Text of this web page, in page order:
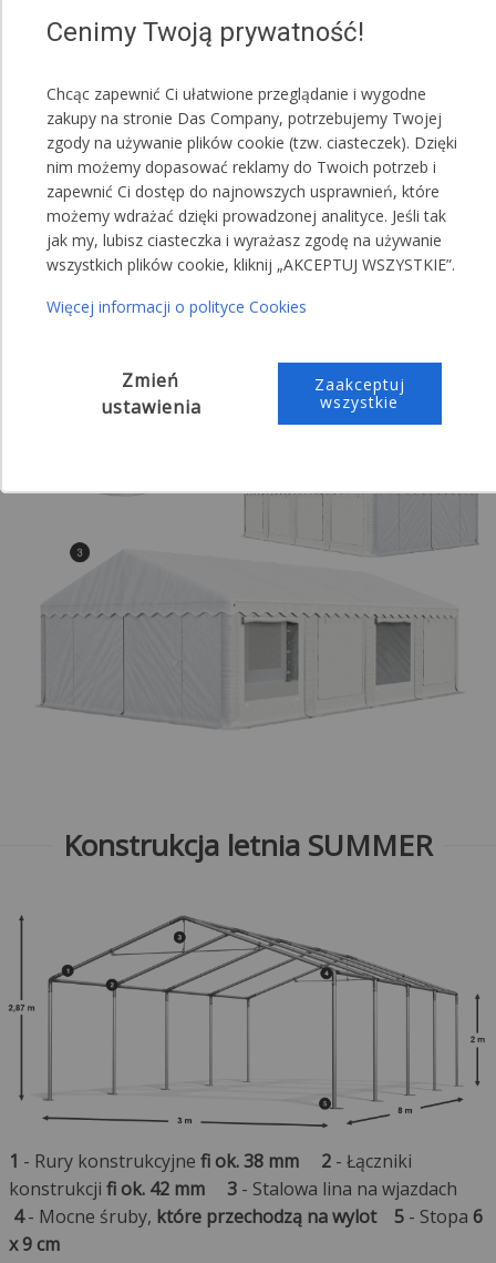
Konstrukcja letnia SUMMER
1 - Rury konstrukcyjne fi ok. 38 mm 2- Łączniki
konstrukcji fi ok. 42 mm 3- Stalowa lina na wjazdach
4- Mocne śruby, które przechodzą na wylot 5- Stopa 6
x 9 cm
Cenimy Twoją prywatność!
Chcąc zapewnić Ci ułatwione przeglądanie i wygodne
zakupy na stronie Das Company, potrzebujemy Twojej
zgody na używanie plików cookie (tzw. ciasteczek). Dzięki
nim możemy dopasować reklamy do Twoich potrzeb i
zapewnić Ci dostęp do najnowszych usprawnień, które
możemy wdrażać dzięki prowadzonej analityce. Jeśli tak
jak my, lubisz ciasteczka i wyrażasz zgodę na używanie
wszystkich plików cookie, kliknij „AKCEPTUJ WSZYSTKIE”.
Więcej informacji o polityce Cookies
Zmień
ustawienia
Zaakceptuj
wszystkie